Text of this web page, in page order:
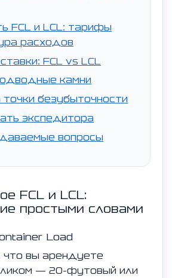
FCL и LCL: тарифы
расходов
FCL vs LCL
камни
безубыточности
экспедитора
вопросы
FCL и LCL:
простыми словами
Load
что вы арендуете
— 20-футовый или